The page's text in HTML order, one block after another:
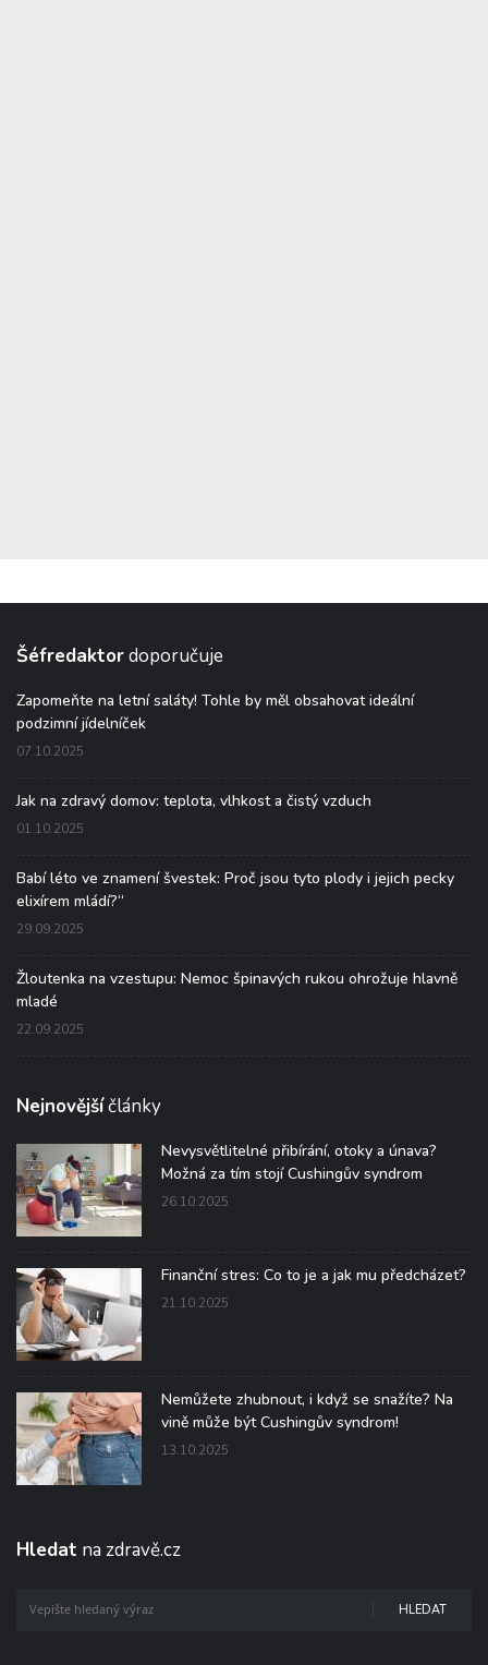
Šéfredaktordoporučuje
Zapomeňte na letní saláty! Tohle by měl obsahovat ideální
podzimní jídelníček
07.10.2025
Jak na zdravý domov: teplota, vlhkost a čistý vzduch
01.10.2025
Babí léto ve znamení švestek: Proč jsou tyto plody i jejich pecky
elixírem mládí?“
29.09.2025
Žloutenka na vzestupu: Nemoc špinavých rukou ohrožuje hlavně
mladé
22.09.2025
Nejnovějšíčlánky
Nevysvětlitelné přibírání, otoky a únava?
Možná za tím stojí Cushingův syndrom
26.10.2025
Finanční stres: Co to je a jak mu předcházet?
21.10.2025
Nemůžete zhubnout, i když se snažíte? Na
vině může být Cushingův syndrom!
13.10.2025
Hledat na zdravě.cz
HLEDAT